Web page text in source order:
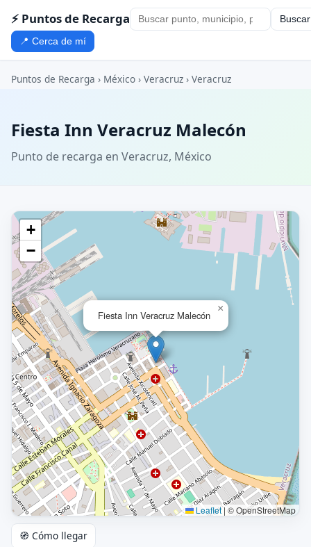
⚡ Puntos de Recarga Buscar
📍 Cerca de mí
Puntos de Recarga › México › Veracruz › Veracruz
Fiesta Inn Veracruz Malecón
Punto de recarga en Veracruz, México
Fiesta Inn Veracruz Malecón
×
+
−
Leaflet |© OpenStreetMap
🧭 Cómo llegar